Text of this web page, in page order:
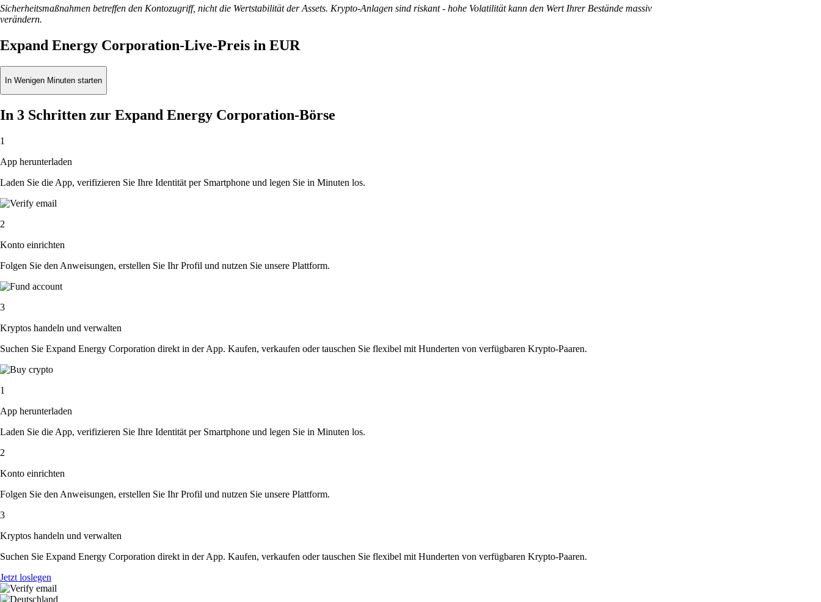
Sicherheitsmaßnahmen betreffen den Kontozugriff, nicht die Wertstabilität der Assets. Krypto-Anlagen sind riskant - hohe Volatilität kann den Wert Ihrer Bestände massiv
verändern.
Expand Energy Corporation-Live-Preis in EUR
In Wenigen Minuten starten
In 3 Schritten zur Expand Energy Corporation-Börse
1
App herunterladen
Laden Sie die App, verifizieren Sie Ihre Identität per Smartphone und legen Sie in Minuten los.
2
Konto einrichten
Folgen Sie den Anweisungen, erstellen Sie Ihr Profil und nutzen Sie unsere Plattform.
3
Kryptos handeln und verwalten
Suchen Sie Expand Energy Corporation direkt in der App. Kaufen, verkaufen oder tauschen Sie flexibel mit Hunderten von verfügbaren Krypto-Paaren.
1
App herunterladen
Laden Sie die App, verifizieren Sie Ihre Identität per Smartphone und legen Sie in Minuten los.
2
Konto einrichten
Folgen Sie den Anweisungen, erstellen Sie Ihr Profil und nutzen Sie unsere Plattform.
3
Kryptos handeln und verwalten
Suchen Sie Expand Energy Corporation direkt in der App. Kaufen, verkaufen oder tauschen Sie flexibel mit Hunderten von verfügbaren Krypto-Paaren.
Jetzt loslegen